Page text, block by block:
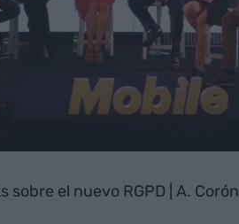
sobre el nuevo RGPD | A. Corón